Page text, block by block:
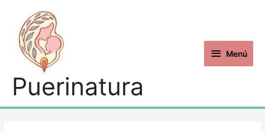
Puerinatura
Menú